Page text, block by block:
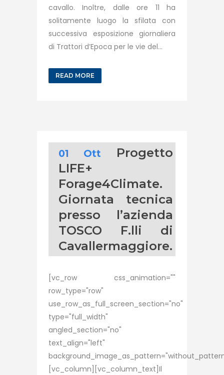
cavallo. Inoltre, dalle ore 11 ha
solitamente luogo la sfilata con
successiva esposizione giornaliera
di Trattori d’Epoca per le vie del...
READ MORE
01 Ott
Progetto
LIFE+
Forage4Climate.
Giornata tecnica
presso l’azienda
TOSCO F.lli di
Cavallermaggiore.
[vc_row css_animation=""
row_type="row"
use_row_as_full_screen_section="no"
type="full_width"
angled_section="no"
text_align="left"
[vc_column][vc_column_text]Il